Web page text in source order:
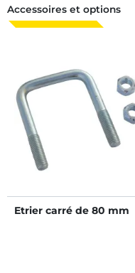
Accessoires et options
Etrier carré de 80 mm